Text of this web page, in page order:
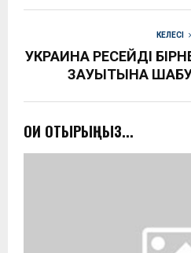
КЕЛЕСІ
УКРАИНА РЕСЕЙДІҢ
ЗАУЫТЫНА
ОҚИ ОТЫРЫҢЫЗ...